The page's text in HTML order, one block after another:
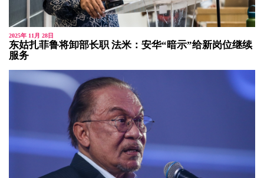
2025年 11月 28日
东姑扎菲鲁将卸部长职 法米：安华“暗示”给新岗位继续
服务